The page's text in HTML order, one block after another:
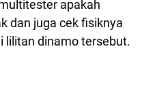
apakah
dan juga cek fisiknya
lilitan dinamo tersebut.